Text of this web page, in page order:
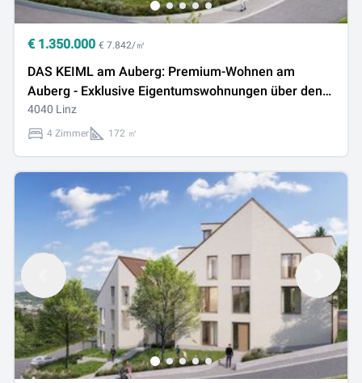
€ 1.350.000 € 7.842/㎡
DAS KEIML am Auberg: Premium-Wohnen am
Auberg - Exklusive Eigentumswohnungen über den
Dächern von Linz!
4040 Linz
4 Zimmer 172 ㎡